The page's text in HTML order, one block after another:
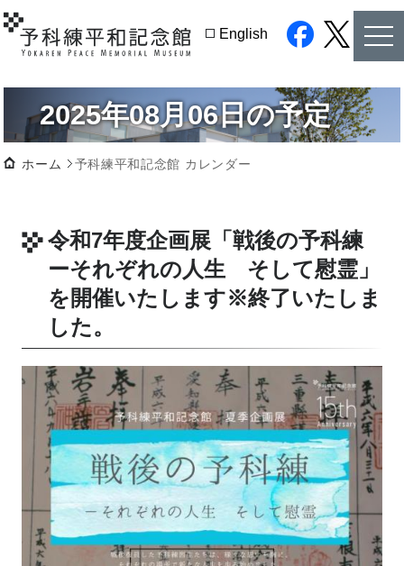
English
twitter
2025年08月06日の予定
ホーム 予科練平和記念館 カレンダー
令和7年度企画展「戦後の予科練
ーそれぞれの人生 そして慰霊」
を開催いたします※終了いたしま
した。